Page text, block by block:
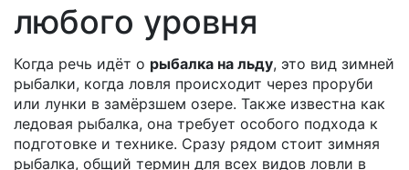
любого уровня
Когда речь идёт о рыбалка на льду, это вид зимней
рыбалки, когда ловля происходит через проруби
или лунки в замёрзшем озере. Также известна как
ледовая рыбалка, она требует особого подхода к
подготовке и технике. Сразу рядом стоит зимняя
рыбалка, общий термин для всех видов ловли в